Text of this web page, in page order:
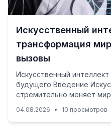
Искусственный
трансформация
вызовы
Искусственный
будущего Введение
стремительно меняет
04.08.2026 • 10 просмотров